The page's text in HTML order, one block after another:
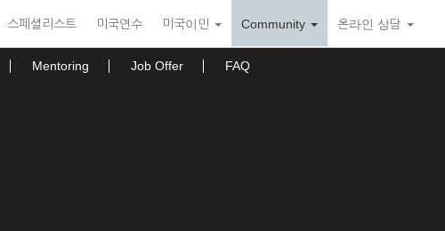
스페셜리스트 미국연수 미국이민 Community 온라인 상담
Mentoring Job Offer FAQ